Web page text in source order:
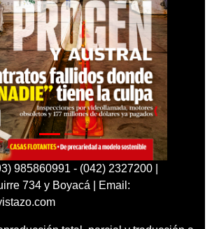
985860991 - (042) 2327200 |
734 y Boyacá | Email: